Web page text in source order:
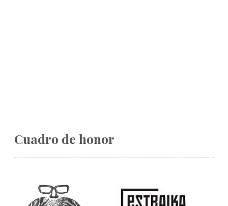
Cuadro de honor